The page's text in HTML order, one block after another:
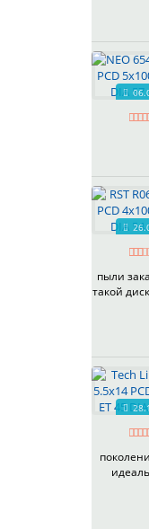
528
529
530
531
535
536
537
538
539
540
541
545
546
547
548
573
574
575
пыли
такой